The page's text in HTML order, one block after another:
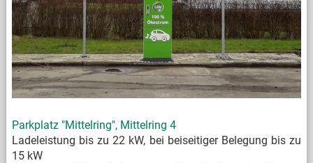
Parkplatz "Mittelring", Mittelring 4
Ladeleistung bis zu 22 kW, bei beiseitiger Belegung bis zu
15 kW